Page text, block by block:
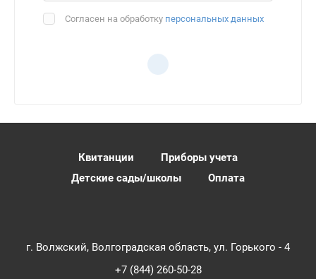
Согласен на обработку персональных данных
Квитанции
Приборы учета
Детские сады/школы
Оплата
г. Волжский, Волгоградская область, ул. Горького - 4
+7 (844) 260-50-28